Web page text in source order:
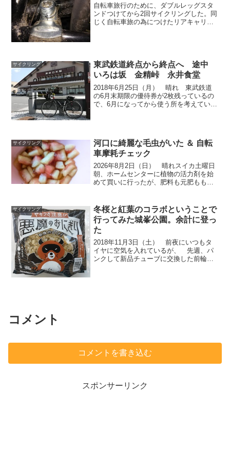
自転車旅行のために、ダブルレッグスタ
ンドつけてから2回サイクリングした。同
じく自転車旅の為につけたリアキャリア
サイクリング
東武鉄道終点から終点へ 途中
いろは坂 金精峠 永井食堂
2018年6月25日（月） 晴れ 東武鉄道
の6月末期限の優待券が2枚残っているの
で、6月になってから使う所を考えてい
サイクリング
河口に綺麗な毛虫がいた ＆ 自転
車摩耗チェック
2026年8月2日（日） 晴れスイカ土曜日
朝、ホームセンターに植物の活力剤を始
めて買いに行ったが、肥料も元肥ももう
来たので、スーパーで今日も暑くなりそ
うなので、カ...
サイクリング
冬桜と紅葉のコラボということで
行ってみた城峯公園。余計に登っ
た
2018年11月3日（土） 前夜にいつもタ
イヤに空気を入れているが、 先週、パ
ンクして新品チューブに交換した前輪の
コメント
コメントを書き込む
スポンサーリンク